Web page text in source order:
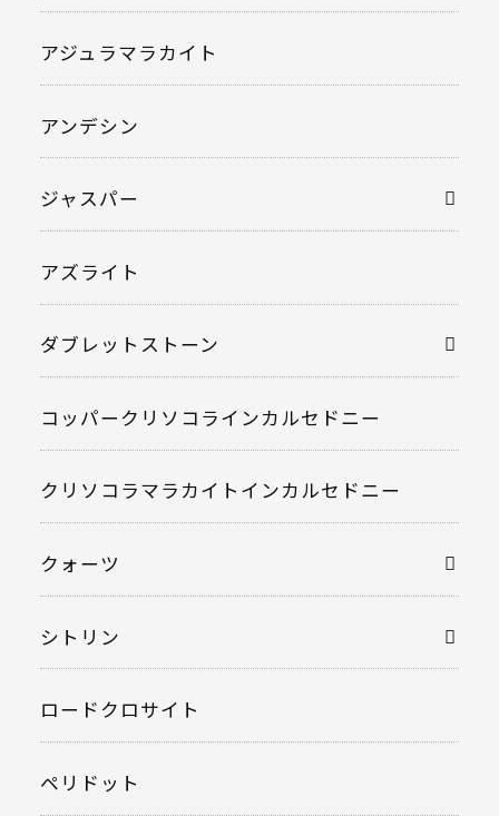
アジュラマラカイト
アンデシン
ジャスパー
アズライト
ダブレットストーン
コッパークリソコラインカルセドニー
クリソコラマラカイトインカルセドニー
クォーツ
シトリン
ロードクロサイト
ペリドット